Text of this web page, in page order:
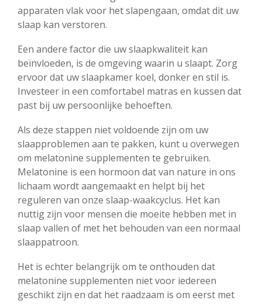
apparaten vlak voor het slapengaan, omdat dit uw
slaap kan verstoren.
Een andere factor die uw slaapkwaliteit kan
beïnvloeden, is de omgeving waarin u slaapt. Zorg
ervoor dat uw slaapkamer koel, donker en stil is.
Investeer in een comfortabel matras en kussen dat
past bij uw persoonlijke behoeften.
Als deze stappen niet voldoende zijn om uw
slaapproblemen aan te pakken, kunt u overwegen
om melatonine supplementen te gebruiken.
Melatonine is een hormoon dat van nature in ons
lichaam wordt aangemaakt en helpt bij het
reguleren van onze slaap-waakcyclus. Het kan
nuttig zijn voor mensen die moeite hebben met in
slaap vallen of met het behouden van een normaal
slaappatroon.
Het is echter belangrijk om te onthouden dat
melatonine supplementen niet voor iedereen
geschikt zijn en dat het raadzaam is om eerst met